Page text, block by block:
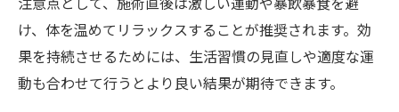
け、体を温めてリラックスすることが推奨されます。効
果を持続させるためには、生活習慣の見直しや適度な運
動も合わせて行うとより良い結果が期待できます。